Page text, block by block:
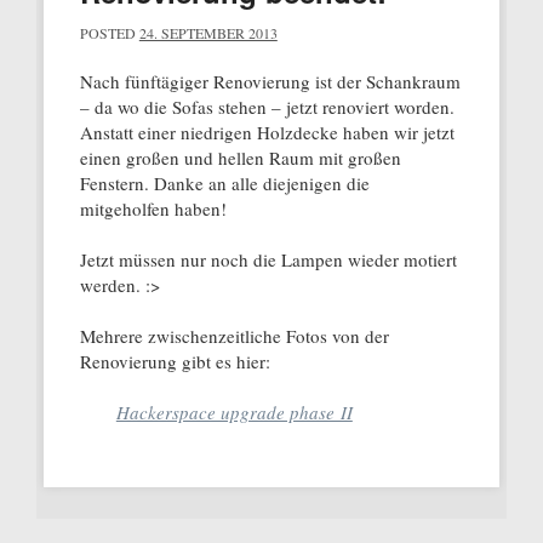
POSTED 24. SEPTEMBER 2013
Nach fünftägiger Renovierung ist der Schankraum
– da wo die Sofas stehen – jetzt renoviert worden.
Anstatt einer niedrigen Holzdecke haben wir jetzt
einen großen und hellen Raum mit großen
Fenstern. Danke an alle diejenigen die
mitgeholfen haben!
Jetzt müssen nur noch die Lampen wieder motiert
werden. :>
Mehrere zwischenzeitliche Fotos von der
Renovierung gibt es hier:
Hackerspace upgrade phase II